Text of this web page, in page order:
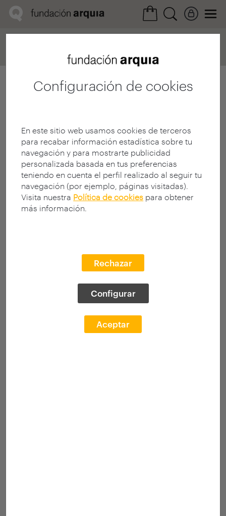
Configuración de cookies
En este sitio web usamos cookies de terceros
para recabar información estadística sobre tu
navegación y para mostrarte publicidad
personalizada basada en tus preferencias
teniendo en cuenta el perfil realizado al seguir tu
navegación (por ejemplo, páginas visitadas).
Visita nuestra Política de cookies para obtener
más información.
Rechazar
Configurar
Aceptar
Ficha realización